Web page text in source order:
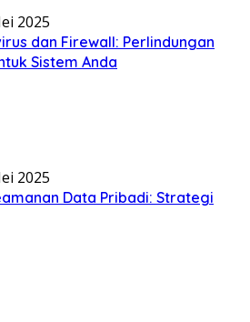
2025
dan Firewall: Perlindungan
Sistem Anda
2025
Data Pribadi: Strategi